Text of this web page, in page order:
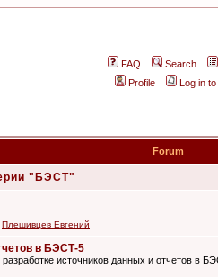
FAQ
Search
Profile
Log in
Forum
"БЭСТ"
Плешивцев Евгений
в БЭСТ-5
источников данных и отчетов в